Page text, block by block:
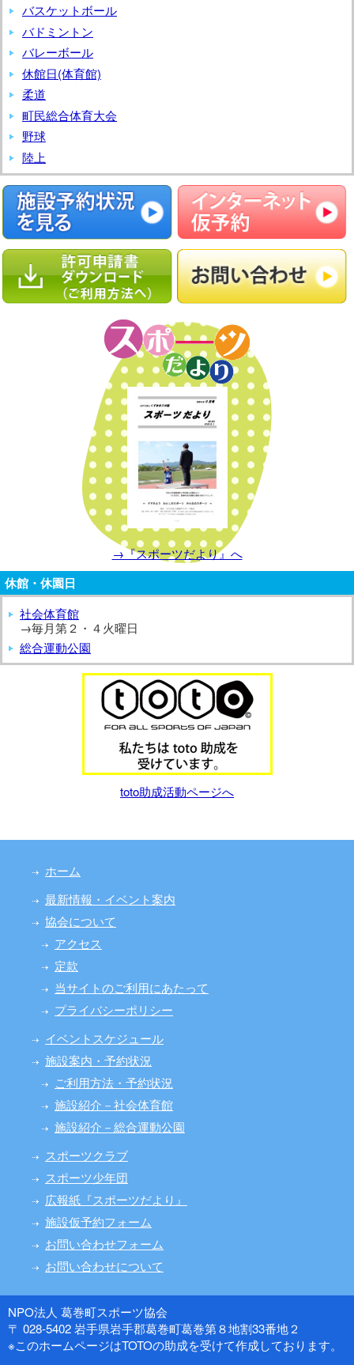
バスケットボール
バドミントン
バレーボール
休館日(体育館)
柔道
町民総合体育大会
野球
陸上
→『スポーツだより』へ
休館・休園日
社会体育館
→毎月第２・４火曜日
総合運動公園
toto助成活動ページへ
ホーム
最新情報・イベント案内
協会について
アクセス
定款
当サイトのご利用にあたって
プライバシーポリシー
イベントスケジュール
施設案内・予約状況
ご利用方法・予約状況
施設紹介－社会体育館
施設紹介－総合運動公園
スポーツクラブ
スポーツ少年団
広報紙『スポーツだより』
施設仮予約フォーム
お問い合わせフォーム
お問い合わせについて
NPO法人 葛巻町スポーツ協会
〒 028-5402 岩手県岩手郡葛巻町葛巻第８地割33番地２
※このホームページはTOTOの助成を受けて作成しております。